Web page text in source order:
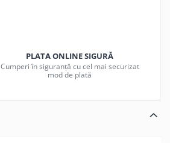
PLATA ONLINE SIGURĂ
Cumperi în siguranță cu cel mai securizat
mod de plată